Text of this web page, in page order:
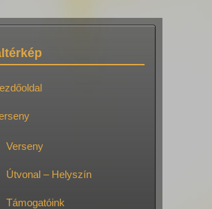
Verseny
Útvonal – Helyszín
Támogatóink